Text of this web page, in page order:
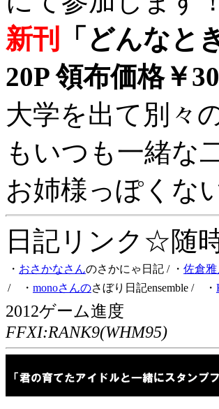
新刊
「どんなと
20P 領布価格￥
大学を出て別々
もいつも一緒な
お姉様っぽくな
日記リンク☆随
・ おさかなさんのさかにゃ日記 / ・ 佐倉
/ ・ monoさんのさぼり日記ensemble / ・
2012ゲーム進度
FFXI:RANK9(WHM95)